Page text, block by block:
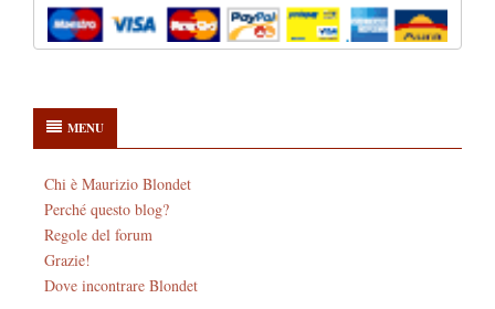
MENU
Chi è Maurizio Blondet
Perché questo blog?
Regole del forum
Grazie!
Dove incontrare Blondet